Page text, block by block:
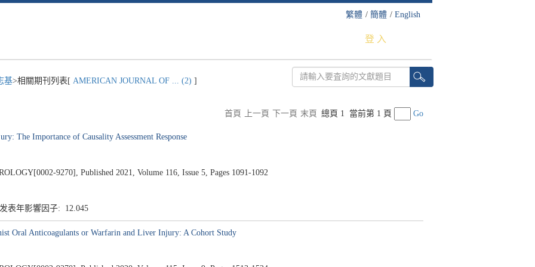
繁體 / 簡體 / English
登 入
基>相關期刊列表[ AMERICAN JOURNAL OF ... (2) ]
首頁 上一頁 下一頁 末頁 總頁 1 當前第 1 頁 Go
The Importance of Causality Assessment Response
9270], Published 2021, Volume 116, Issue 5, Pages 1091-1092
表年影響因子: 12.045
Oral Anticoagulants or Warfarin and Liver Injury: A Cohort Study